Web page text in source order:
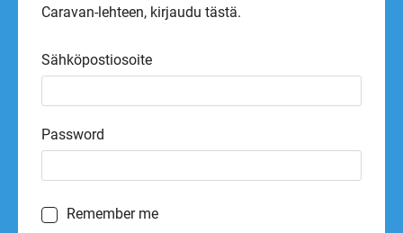
Caravan-lehteen, kirjaudu tästä.
Sähköpostiosoite
Password
Remember me